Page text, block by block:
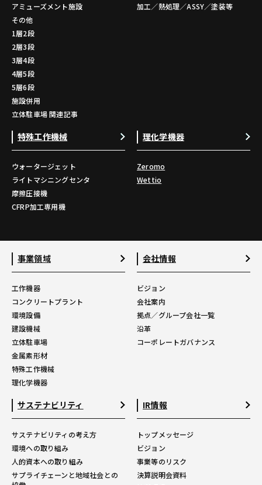
アミューズメント施設
その他
1層2段
2層3段
3層4段
4層5段
5層6段
施設併用
立体駐車場 関連記事
加工／熱処理／ASSY／塗装等
特殊工作機械
ウォータージェット
ライトマシニングセンタ
摩擦圧接機
CFRP加工専用機
理化学機器
Zeromo
Wettio
事業領域
工作機器
コンクリートプラント
環境設備
建設機械
立体駐車場
金属素形材
特殊工作機械
理化学機器
会社情報
ビジョン
会社案内
拠点／グループ会社一覧
沿革
コーポレートガバナンス
サステナビリティ
サステナビリティの考え方
環境への取り組み
人的資本への取り組み
サプライチェーンと地域社会との
IR情報
トップメッセージ
ビジョン
事業等のリスク
決算説明会資料